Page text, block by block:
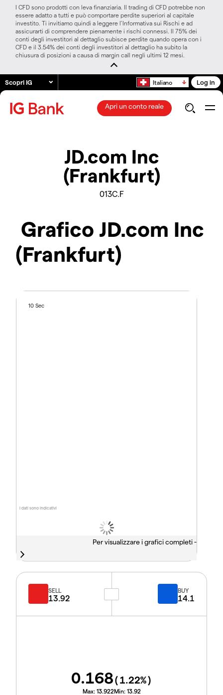
I CFD sono prodotti con leva finanziaria. Il trading di CFD potrebbe non
essere adatto a tutti e può comportare perdite superiori al capitale
investito. Ti invitiamo quindi a leggere l’Informativa sui Rischi e ad
assicurarti di comprendere pienamente i rischi connessi. Il 75% dei
conti degli investitori al dettaglio subisce perdite quando opera con i
CFD e il 3.54% dei conti degli investitori al dettaglio ha subito la
chiusura di posizioni a causa di margin call negli ultimi 12 mesi.
Scopri IG Italiano Log in
Apri un conto reale
JD.com Inc
(Frankfurt)
013C.F
Grafico JD.com Inc
(Frankfurt)
I dati sono indicativi
10 Sec
Per visualizzare i grafici completi -
SELL
13.92
BUY
14.1
0.168(1.22%)
Max: 13.922Min: 13.92